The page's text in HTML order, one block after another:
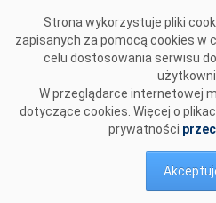
Strona wykorzystuje pliki
zapisanych za pomocą cookies
celu dostosowania serwisu
W przeglądarce internetowej
dotyczące cookies. Więcej o
prywatności